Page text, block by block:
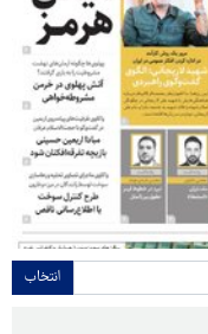
انتخاب